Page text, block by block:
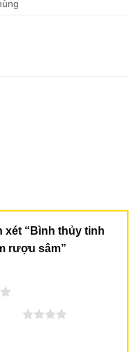
xét “Bình thủy tinh
rượu sâm”